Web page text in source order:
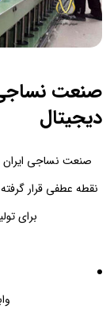
صنعت نساجی
دیجیتال
صنعت نساجی ایران
نقطه عطفی قرار
برای